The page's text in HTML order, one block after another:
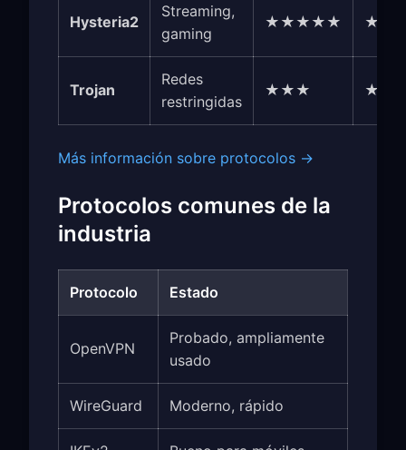
Hysteria2
Streaming,
gaming
★★★★★
Trojan
Redes
restringidas
★★★
Más información sobre protocolos →
Protocolos comunes de la
industria
Protocolo Estado
OpenVPN
Probado, ampliamente
usado
WireGuard Moderno, rápido